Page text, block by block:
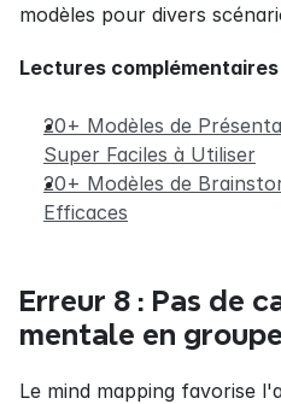
modèles pour divers
Lectures complémentaires
20+ Modèles de
Super Faciles à Utiliser
20+ Modèles de
Efficaces
Erreur 8 : Pas de
mentale en groupe
Le mind mapping favorise